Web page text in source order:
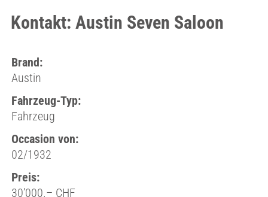
Kontakt: Austin Seven Saloon
Brand:
Austin
Fahrzeug-Typ:
Fahrzeug
Occasion von:
02/1932
Preis:
30’000.– CHF